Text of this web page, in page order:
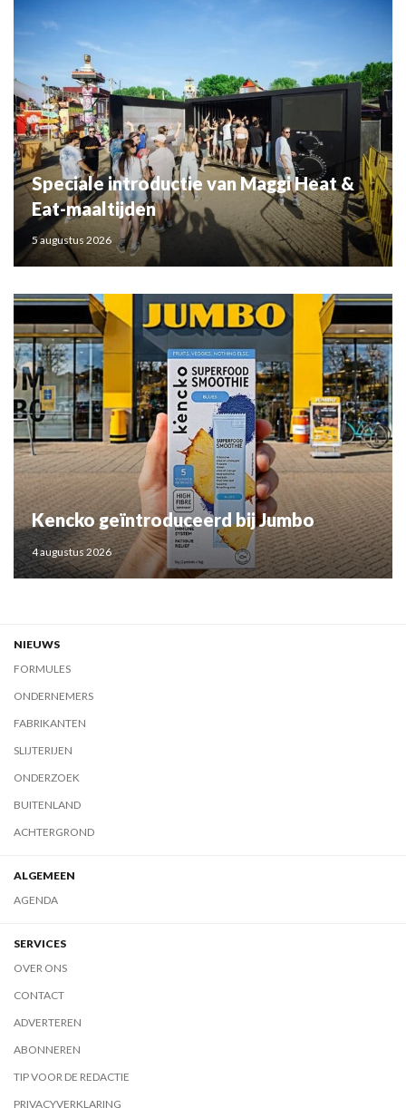
Speciale introductie van Maggi Heat &
Eat-maaltijden
5 augustus 2026
Kencko geïntroduceerd bij Jumbo
4 augustus 2026
NIEUWS
FORMULES
ONDERNEMERS
FABRIKANTEN
SLIJTERIJEN
ONDERZOEK
BUITENLAND
ACHTERGROND
ALGEMEEN
AGENDA
SERVICES
OVER ONS
CONTACT
ADVERTEREN
ABONNEREN
TIP VOOR DE REDACTIE
PRIVACYVERKLARING